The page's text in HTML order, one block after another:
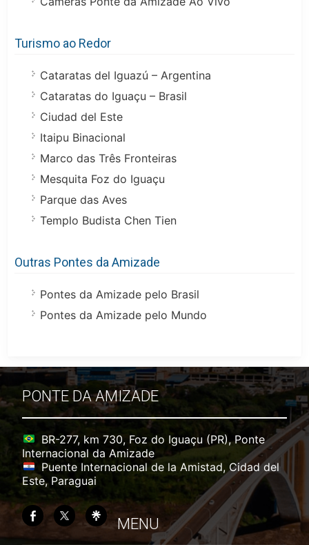
Turismo ao Redor
Cataratas del Iguazú – Argentina
Cataratas do Iguaçu – Brasil
Ciudad del Este
Itaipu Binacional
Marco das Três Fronteiras
Mesquita Foz do Iguaçu
Parque das Aves
Templo Budista Chen Tien
Outras Pontes da Amizade
Pontes da Amizade pelo Brasil
Pontes da Amizade pelo Mundo
PONTE DA AMIZADE
BR-277, km 730, Foz do Iguaçu (PR), Ponte
Internacional da Amizade
Puente Internacional de la Amistad, Cidad del
Este, Paraguai
MENU